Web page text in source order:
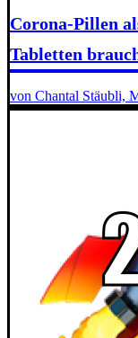
Corona-Pillen
Tabletten
von Chantal Stäubli,